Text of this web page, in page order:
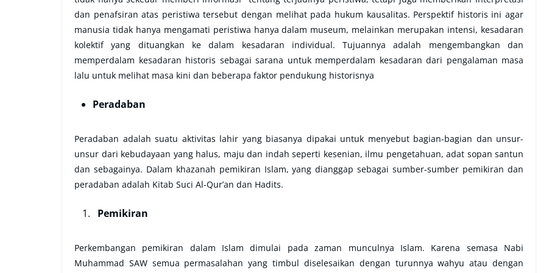
dan penafsiran atas peristiwa tersebut dengan melihat pada hukum kausalitas. Perspektif historis ini agar
manusia tidak hanya mengamati peristiwa hanya dalam museum, melainkan merupakan intensi, kesadaran
kolektif yang dituangkan ke dalam kesadaran individual. Tujuannya adalah mengembangkan dan
memperdalam kesadaran historis sebagai sarana untuk memperdalam kesadaran dari pengalaman masa
lalu untuk melihat masa kini dan beberapa faktor pendukung historisnya
Peradaban
Peradaban adalah suatu aktivitas lahir yang biasanya dipakai untuk menyebut bagian-bagian dan unsur-
unsur dari kebudayaan yang halus, maju dan indah seperti kesenian, ilmu pengetahuan, adat sopan santun
dan sebagainya. Dalam khazanah pemikiran Islam, yang dianggap sebagai sumber-sumber pemikiran dan
peradaban adalah Kitab Suci Al-Qur’an dan Hadits.
Pemikiran
Perkembangan pemikiran dalam Islam dimulai pada zaman munculnya Islam. Karena semasa Nabi
Muhammad SAW semua permasalahan yang timbul diselesaikan dengan turunnya wahyu atau dengan